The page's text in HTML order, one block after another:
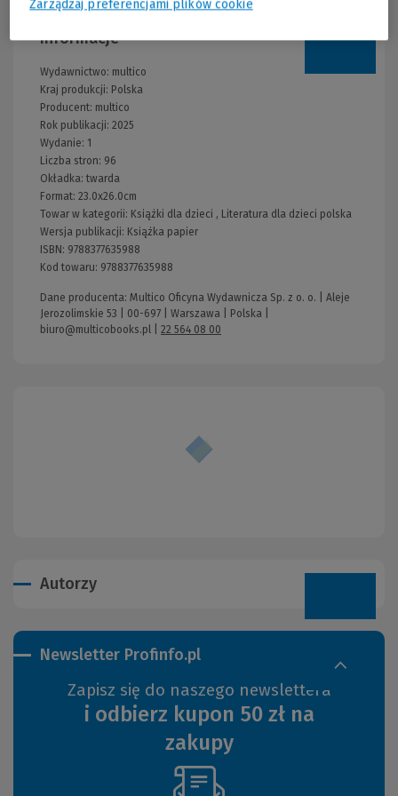
Informacje
Wydawnictwo: multico
Kraj produkcji: Polska
Producent: multico
Rok publikacji: 2025
Wydanie: 1
Liczba stron: 96
Okładka:twarda
Format: 23.0x26.0cm
Towar w kategorii: Książki dla dzieci , Literatura dla dzieci polska
Wersja publikacji: Książka papier
ISBN: 9788377635988
Kod towaru: 9788377635988
Dane producenta: Multico Oficyna Wydawnicza Sp. z o. o. | Aleje
Jerozolimskie 53 | 00-697 | Warszawa | Polska |
biuro@multicobooks.pl
22 564 08 00
Autorzy
Newsletter Profinfo.pl
Zapisz się do naszego newslettera
i odbierz kupon 50 zł na
zakupy
Zarządzaj preferencjami plików cookie